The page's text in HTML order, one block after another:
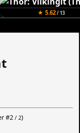
★ 5.62/ 13
#2 / 2)